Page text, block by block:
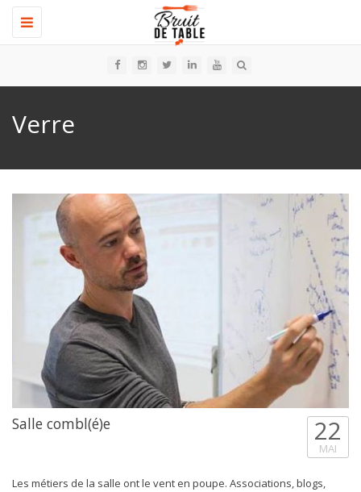
Toggle
navigation
Verre
Salle combl(é)e 22
MAI
Les métiers de la salle ont le vent en poupe. Associations, blogs,